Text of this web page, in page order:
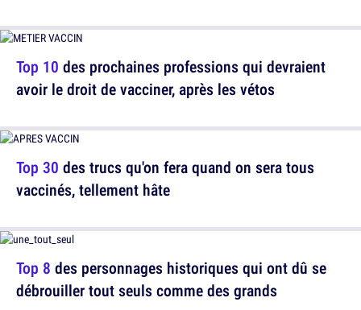
Top 30 des trucs qu'on fera quand on sera tous
vaccinés, tellement hâte
Top 10 des prochaines professions qui devraient
avoir le droit de vacciner, après les vétos
Top 8 des personnages historiques qui ont dû se
débrouiller tout seuls comme des grands